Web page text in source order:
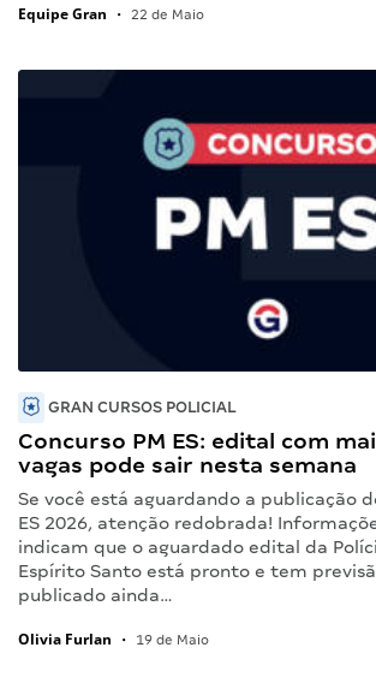
Equipe Gran • 22 de Maio
GRAN CURSOS POLICIAL
Concurso PM ES: edital com
vagas pode sair nesta semana
Se você está aguardando a publicação
ES 2026, atenção redobrada!
indicam que o aguardado edital da
Espírito Santo está pronto e tem
publicado ainda…
Olivia Furlan • 19 de Maio